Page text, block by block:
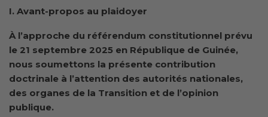
I. Avant-propos au plaidoyer
À l’approche du référendum constitutionnel prévu
le 21 septembre 2025 en République de Guinée,
nous soumettons la présente contribution
doctrinale à l’attention des autorités nationales,
des organes de la Transition et de l’opinion
publique.